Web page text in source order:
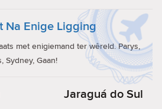
Na Enige Ligging
met enigiemand ter wêreld. Parys,
Sydney, Gaan!
Jaraguá do Sul